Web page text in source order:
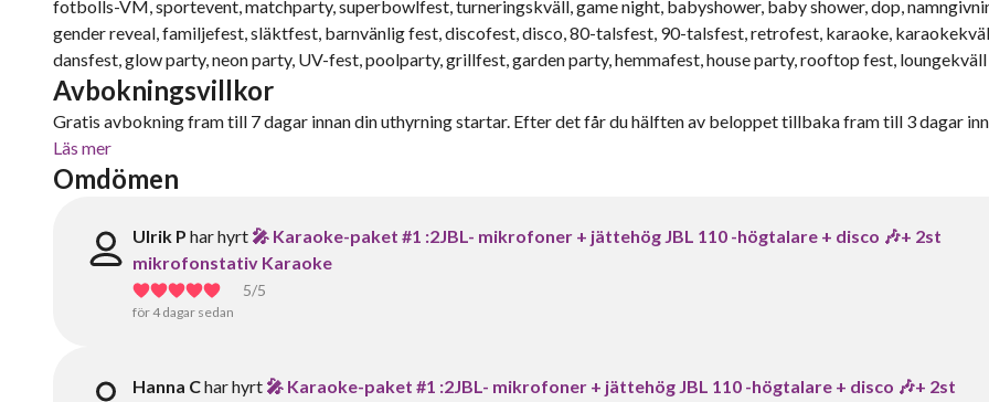
fotbolls-VM, sportevent, matchparty, superbowlfest, turneringskväll, game night, babyshower, baby shower, dop,
gender reveal, familjefest, släktfest, barnvänlig fest, discofest, disco, 80-talsfest, 90-talsfest, retrofest, karaoke,
dansfest, glow party, neon party, UV-fest, poolparty, grillfest, garden party, hemmafest, house party, rooftop fest, loungekväll
Avbokningsvillkor
Gratis avbokning fram till 7 dagar innan din uthyrning startar. Efter det får du hälften av beloppet tillbaka fram till 3 dagar
Läs mer
Omdömen
Ulrik P har hyrt 🎤 Karaoke-paket #1 :2JBL- mikrofoner + jättehög JBL 110 -högtalare + disco 🎶+ 2st
mikrofonstativ Karaoke
5/5
för 4 dagar sedan
Hanna Char hyrt 🎤 Karaoke-paket #1 :2JBL- mikrofoner + jättehög JBL 110 -högtalare + disco 🎶+ 2st